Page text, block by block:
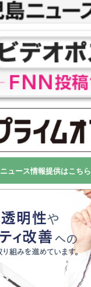
ニュース情報提供はこちら